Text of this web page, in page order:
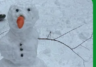
4 jaar en hun